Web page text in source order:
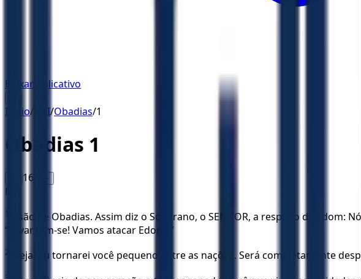
Baixar Aplicativo
Início/ NVI/Obadias/1
Obadias 1
16 A+
NVI
1
Visão de Obadias. Assim diz o Soberano, o SENHOR, a respeito de
“Levantem-se! Vamos atacar Edom! ”
2 “Veja! Eu tornarei você pequeno entre as nações. Será completamente